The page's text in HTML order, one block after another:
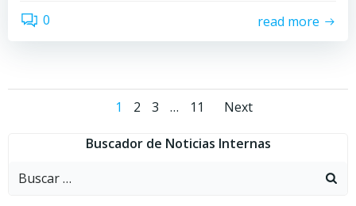
0 read more
Navegación
por
Página
1 Página
2 Página
3 … Página
11
por
Next
Buscador de Noticias Internas
Buscar: